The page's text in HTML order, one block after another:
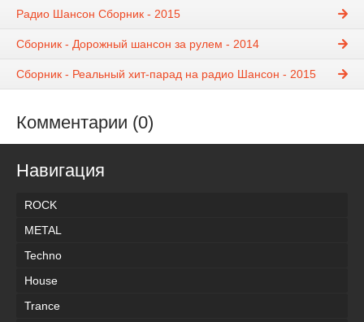
Радио Шансон Сборник - 2015
Сборник - Дорожный шансон за рулем - 2014
Сборник - Реальный хит-парад на радио Шансон - 2015
Комментарии (0)
Навигация
ROCK
METAL
Techno
House
Trance